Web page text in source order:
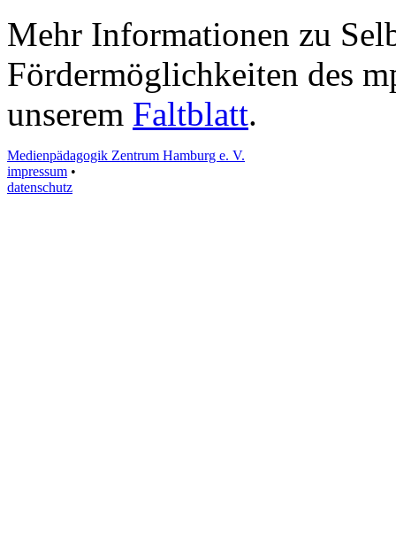
Mehr Informationen zu
Fördermöglichkeiten des
unserem Faltblatt.
Medienpädagogik Zentrum Hamburg e. V.
impressum •
datenschutz